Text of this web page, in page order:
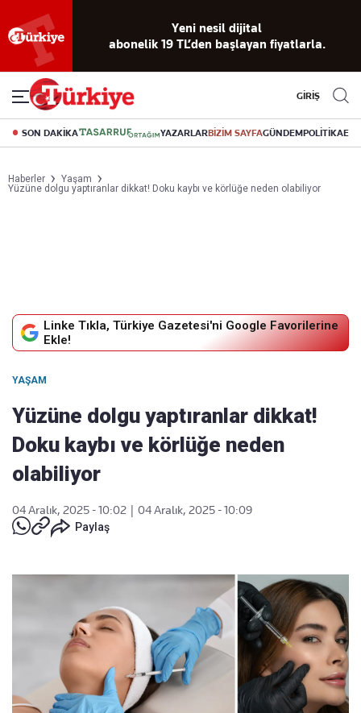
Yeni nesil dijital
abonelik 19 TL’den başlayan fiyatlarla.
GİRİŞ
SON DAKİKA YAZARLARBİZİM SAYFAGÜNDEMPOLİTİKA
Haberler
Yaşam
Yüzüne dolgu yaptıranlar dikkat! Doku kaybı ve körlüğe neden olabiliyor
Linke Tıkla, Türkiye Gazetesi'ni Google Favorilerine
Ekle!
YAŞAM
Yüzüne dolgu yaptıranlar dikkat!
Doku kaybı ve körlüğe neden
olabiliyor
04 Aralık, 2025 - 10:02
04 Aralık, 2025 - 10:09
Paylaş